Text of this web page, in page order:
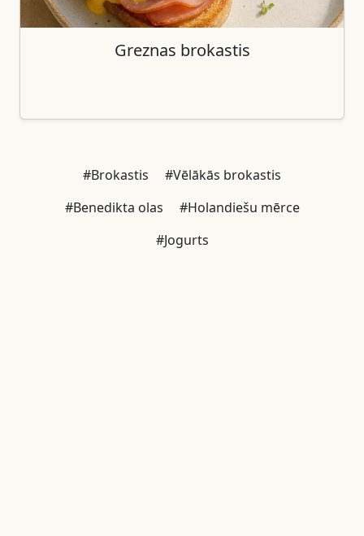
Greznas brokastis
#Brokastis
#Vēlākās brokastis
#Benedikta olas
#Holandiešu mērce
#Jogurts